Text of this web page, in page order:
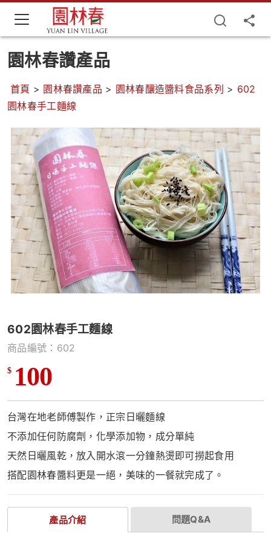
園林春讚產品
首頁 > 園林春讚產品 > 園林春釀造醬料食品系列 > 602
園林春手工麵線
602園林春手工麵線
商品編號：602
$ 100
台灣在地老師傅製作，正宗日曬麵線
不添加任何防腐劑，化學添加物，成分單純
天然日曬風乾，放入開水滾一分鐘熱燙即可撈起食用
搭配園林春醬料更是一絕，美味的一餐就完成了。
產品介紹 問題Q&A